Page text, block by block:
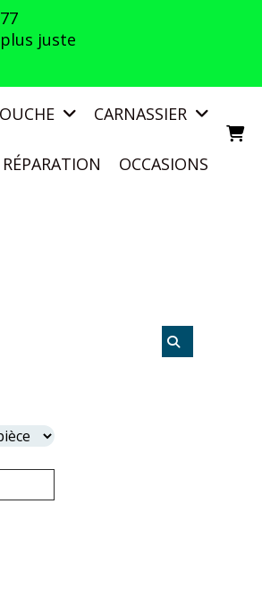
juste
CARNASSIER
RÉPARATION OCCASIONS